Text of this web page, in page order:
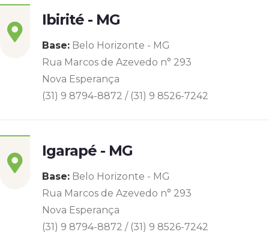
Ibirité - MG
Base: Belo Horizonte - MG
Rua Marcos de Azevedo n° 293
Nova Esperança
(31) 9 8794-8872 / (31) 9 8526-7242
Igarapé - MG
Base: Belo Horizonte - MG
Rua Marcos de Azevedo n° 293
Nova Esperança
(31) 9 8794-8872 / (31) 9 8526-7242